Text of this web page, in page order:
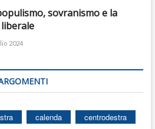
sovranismo e la
2024
calenda
centrodestra